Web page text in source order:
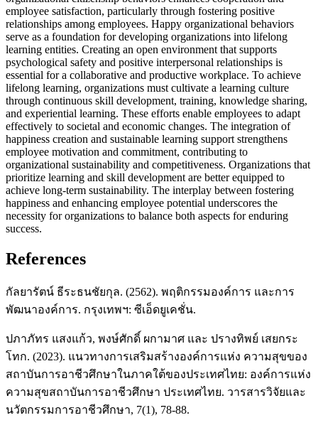
employee satisfaction, particularly through fostering positive
relationships among employees. Happy organizational behaviors
serve as a foundation for developing organizations into lifelong
learning entities. Creating an open environment that supports
psychological safety and positive interpersonal relationships is
essential for a collaborative and productive workplace. To achieve
lifelong learning, organizations must cultivate a learning culture
through continuous skill development, training, knowledge sharing,
and experiential learning. These efforts enable employees to adapt
effectively to societal and economic changes. The integration of
happiness creation and sustainable learning support strengthens
employee motivation and commitment, contributing to
organizational sustainability and competitiveness. Organizations that
prioritize learning and skill development are better equipped to
achieve long-term sustainability. The interplay between fostering
happiness and enhancing employee potential underscores the
necessity for organizations to balance both aspects for enduring
success.
References
กัลยารัตน์ ธีระธนชัยกุล. (2562). พฤติกรรมองค์การ และการ
พัฒนาองค์การ. กรุงเทพฯ: ซีเอ็ดยูเคชั่น.
ปภาภัทร แสงแก้ว, พงษ์ศักดิ์ ผกามาศ และ ปรางทิพย์ เสยกระ
โทก. (2023). แนวทางการเสริมสร้างองค์การแห่ง ความสุขของ
สถาบันการอาชีวศึกษาในภาคใต้ของประเทศไทย: องค์การแห่ง
ความสุขสถาบันการอาชีวศึกษา ประเทศไทย. วารสารวิจัยและ
นวัตกรรมการอาชีวศึกษา, 7(1), 78-88.